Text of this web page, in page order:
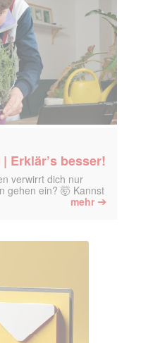
Erklär’s besser!
verwirrt dich nur
gehen ein? 🤯 Kannst
mehr ➔